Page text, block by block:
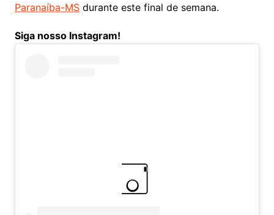
Paranaíba-MSdurante este final de semana.
Siga nosso Instagram!